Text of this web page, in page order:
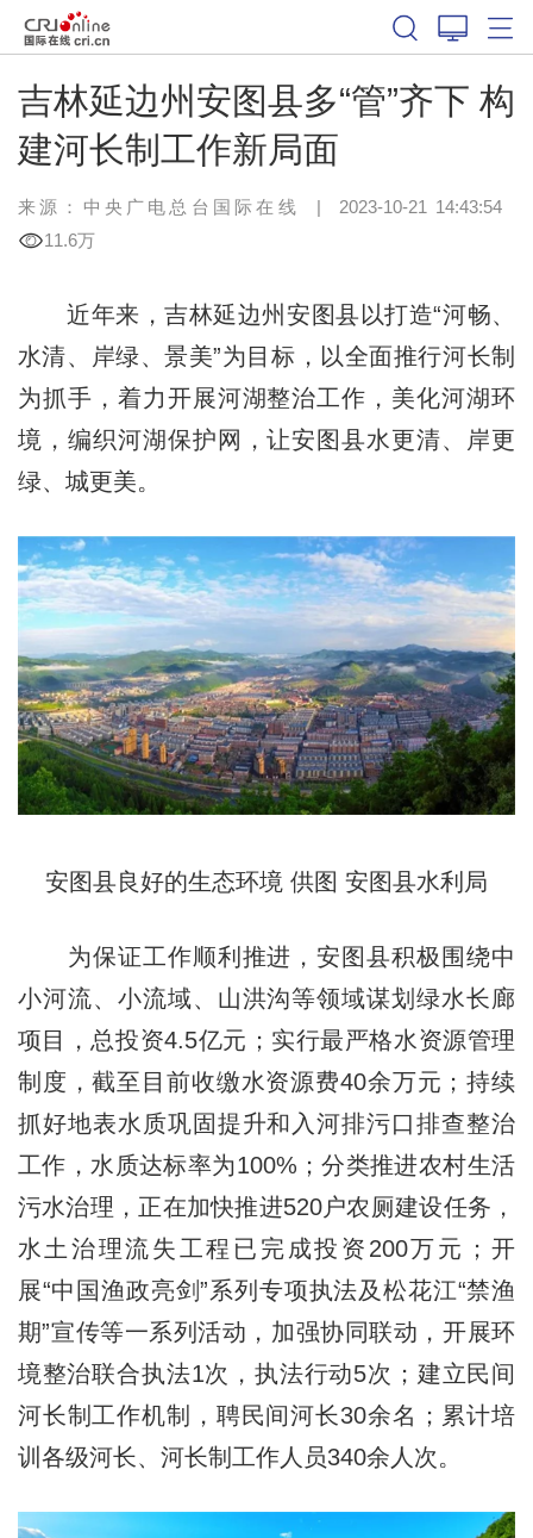
吉林延边州安图县多“管”齐下 构
建河长制工作新局面
来源：中央广电总台国际在线 | 2023-10-21 14:43:54
11.6万
近年来，吉林延边州安图县以打造“河畅、
水清、岸绿、景美”为目标，以全面推行河长制
为抓手，着力开展河湖整治工作，美化河湖环
境，编织河湖保护网，让安图县水更清、岸更
绿、城更美。
安图县良好的生态环境 供图 安图县水利局
为保证工作顺利推进，安图县积极围绕中
小河流、小流域、山洪沟等领域谋划绿水长廊
项目，总投资4.5亿元；实行最严格水资源管理
制度，截至目前收缴水资源费40余万元；持续
抓好地表水质巩固提升和入河排污口排查整治
工作，水质达标率为100%；分类推进农村生活
污水治理，正在加快推进520户农厕建设任务，
水土治理流失工程已完成投资200万元；开
展“中国渔政亮剑”系列专项执法及松花江“禁渔
期”宣传等一系列活动，加强协同联动，开展环
境整治联合执法1次，执法行动5次；建立民间
河长制工作机制，聘民间河长30余名；累计培
训各级河长、河长制工作人员340余人次。